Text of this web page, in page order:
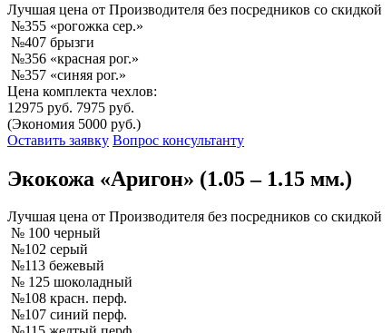
Лучшая цена от Производителя без посредников со скидкой
№355 «рогожка сер.»
№407 брызги
№356 «красная рог.»
№357 «синяя рог.»
Цена комплекта чехлов:
12975 руб. 7975 руб.
(Экономия 5000 руб.)
Оставить заявку Вопрос консультанту
Экокожа «Аригон» (1.05 – 1.15 мм.)
Лучшая цена от Производителя без посредников со скидкой
№ 100 черный
№102 серый
№113 бежевый
№ 125 шоколадный
№108 красн. перф.
№107 синий перф.